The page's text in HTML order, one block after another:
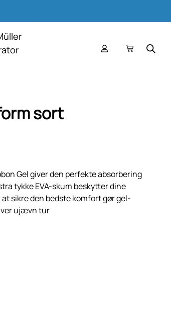
sort
Gel giver den perfekte absorbering
tykke EVA-skum beskytter dine
sikre den bedste komfort gør gel-
ujævn tur